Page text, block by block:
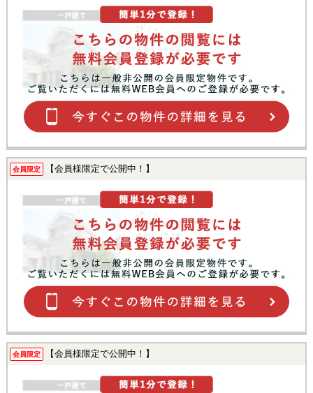
会員限定 【会員様限定で公開中！】
会員限定 【会員様限定で公開中！】